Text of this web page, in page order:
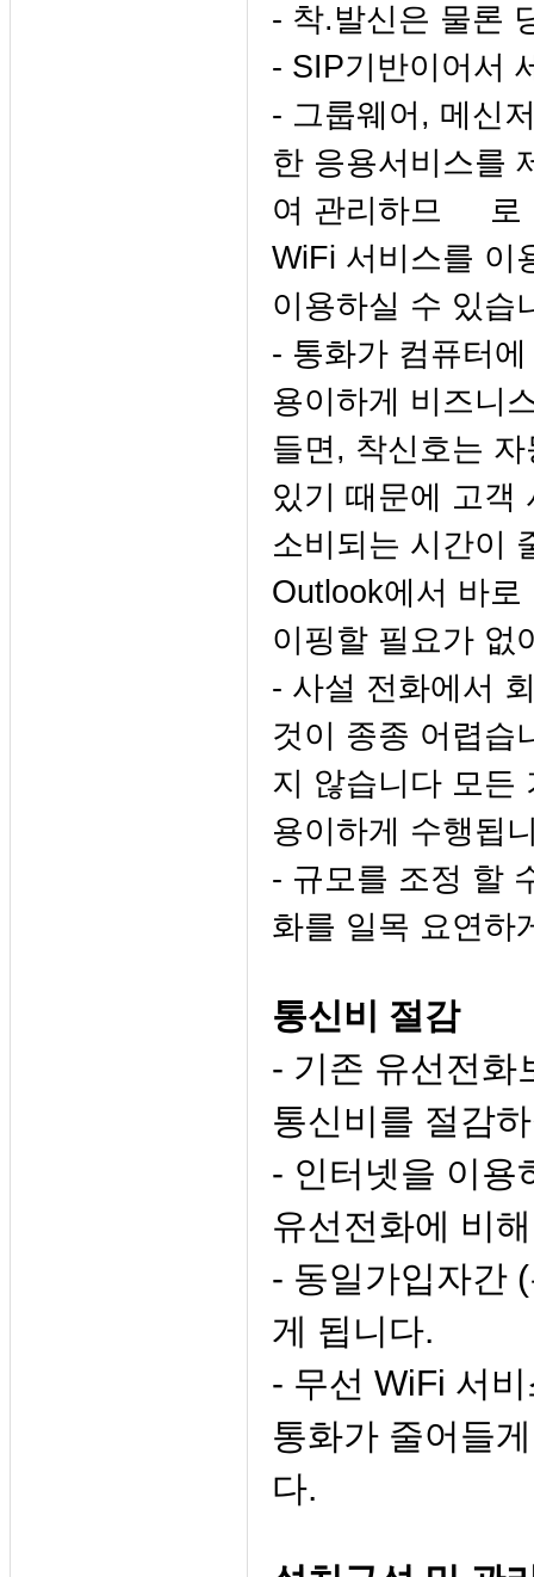
- 착.발신은 물론
- SIP기반이어서
- 그룹웨어, 메신
한 응용서비스를
여 관리하므 로
WiFi 서비스를 이
이용하실 수 있습
- 통화가 컴퓨터
용이하게 비즈니
들면, 착신호는
있기 때문에 고객
소비되는 시간이
Outlook에서 바
이핑할 필요가 없
- 사설 전화에서
것이 종종 어렵습
지 않습니다 모든
용이하게 수행됩
- 규모를 조정 할
화를 일목 요연하
통신비 절감
- 기존 유선전화
통신비를 절감
- 인터넷을 이용
유선전화에 비
- 동일가입자간
게 됩니다.
- 무선 WiFi 서
통화가 줄어들
다.